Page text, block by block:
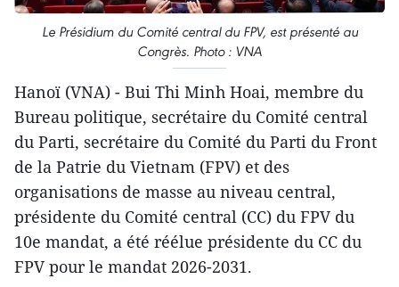
Le Présidium du Comité central du FPV, est présenté au
Congrès. Photo : VNA
Hanoï (VNA) - Bui Thi Minh Hoai, membre du
Bureau politique, secrétaire du Comité central
du Parti, secrétaire du Comité du Parti du Front
de la Patrie du Vietnam (FPV) et des
organisations de masse au niveau central,
présidente du Comité central (CC) du FPV du
10e mandat, a été réélue présidente du CC du
FPV pour le mandat 2026-2031.